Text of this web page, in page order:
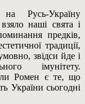
Русь-Україну
наші свята і
предків,
традиції,
звідси йде і
імунітету.
Ромен є те, що
України сьогодні